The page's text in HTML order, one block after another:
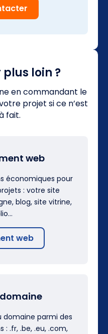
plus loin ?
en commandant le
projet si ce n’est
fait.
web
économiques pour
: votre site
blog, site vitrine,
web
domaine parmi des
: .fr, .be, .eu, .com,